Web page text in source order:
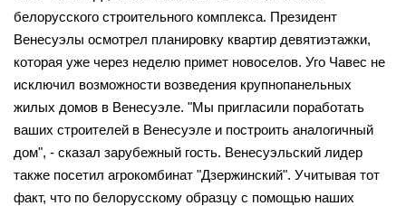
белорусского строительного комплекса. Президент
Венесуэлы осмотрел планировку квартир девятиэтажки,
которая уже через неделю примет новоселов. Уго Чавес не
исключил возможности возведения крупнопанельных
жилых домов в Венесуэле. "Мы пригласили поработать
ваших строителей в Венесуэле и построить аналогичный
дом", - сказал зарубежный гость. Венесуэльский лидер
также посетил агрокомбинат "Дзержинский". Учитывая тот
факт, что по белорусскому образцу с помощью наших